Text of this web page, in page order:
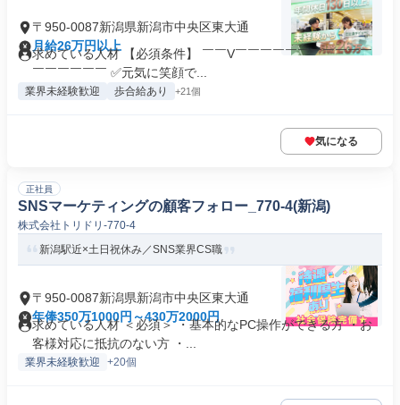
〒950-0087新潟県新潟市中央区東大通
月給26万円以上
求めている人材 【必須条件】 ￣￣V￣￣￣￣￣￣￣￣￣￣￣
￣￣￣￣￣￣ ✅元気に笑顔で...
業界未経験歓迎 歩合給あり +21個
気になる
正社員
SNSマーケティングの顧客フォロー_770-4(新潟)
株式会社トリドリ-770-4
新潟駅近×土日祝休み／SNS業界CS職
〒950-0087新潟県新潟市中央区東大通
年俸350万1000円～430万2000円
求めている人材 ＜必須＞ ・基本的なPC操作ができる方 ・お
客様対応に抵抗のない方 ・...
業界未経験歓迎 +20個